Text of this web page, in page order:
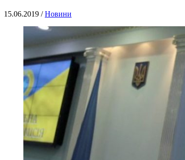
15.06.2019 /Новини